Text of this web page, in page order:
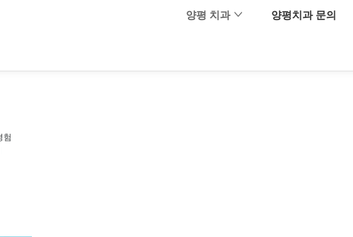
메뉴 건너뛰기
양평 치과 양평치과 문의